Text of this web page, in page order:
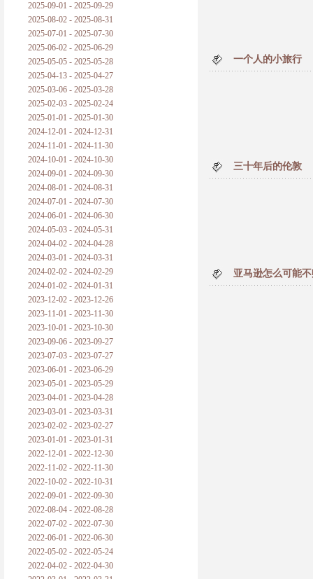
2025-09-01 - 2025-09-29
2025-08-02 - 2025-08-31
2025-07-01 - 2025-07-30
2025-06-02 - 2025-06-29
2025-05-05 - 2025-05-28
2025-04-13 - 2025-04-27
2025-03-06 - 2025-03-28
2025-02-03 - 2025-02-24
2025-01-01 - 2025-01-30
2024-12-01 - 2024-12-31
2024-11-01 - 2024-11-30
2024-10-01 - 2024-10-30
2024-09-01 - 2024-09-30
2024-08-01 - 2024-08-31
2024-07-01 - 2024-07-30
2024-06-01 - 2024-06-30
2024-05-03 - 2024-05-31
2024-04-02 - 2024-04-28
2024-03-01 - 2024-03-31
2024-02-02 - 2024-02-29
2024-01-02 - 2024-01-31
2023-12-02 - 2023-12-26
2023-11-01 - 2023-11-30
2023-10-01 - 2023-10-30
2023-09-06 - 2023-09-27
2023-07-03 - 2023-07-27
2023-06-01 - 2023-06-29
2023-05-01 - 2023-05-29
2023-04-01 - 2023-04-28
2023-03-01 - 2023-03-31
2023-02-02 - 2023-02-27
2023-01-01 - 2023-01-31
2022-12-01 - 2022-12-30
2022-11-02 - 2022-11-30
2022-10-02 - 2022-10-31
2022-09-01 - 2022-09-30
2022-08-04 - 2022-08-28
2022-07-02 - 2022-07-30
2022-06-01 - 2022-06-30
2022-05-02 - 2022-05-24
2022-04-02 - 2022-04-30
一个人的小旅行
三十年后的伦敦
亚马逊怎么可能